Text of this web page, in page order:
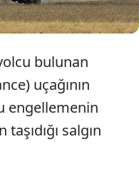
bulunan
uçağının
engellemenin
salgın